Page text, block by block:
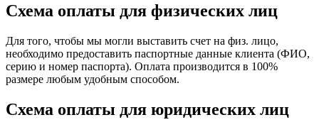
Схема оплаты для физических лиц
Для того, чтобы мы могли выставить счет на физ. лицо,
необходимо предоставить паспортные данные клиента (ФИО,
серию и номер паспорта). Оплата производится в 100%
размере любым удобным способом.
Схема оплаты для юридических лиц